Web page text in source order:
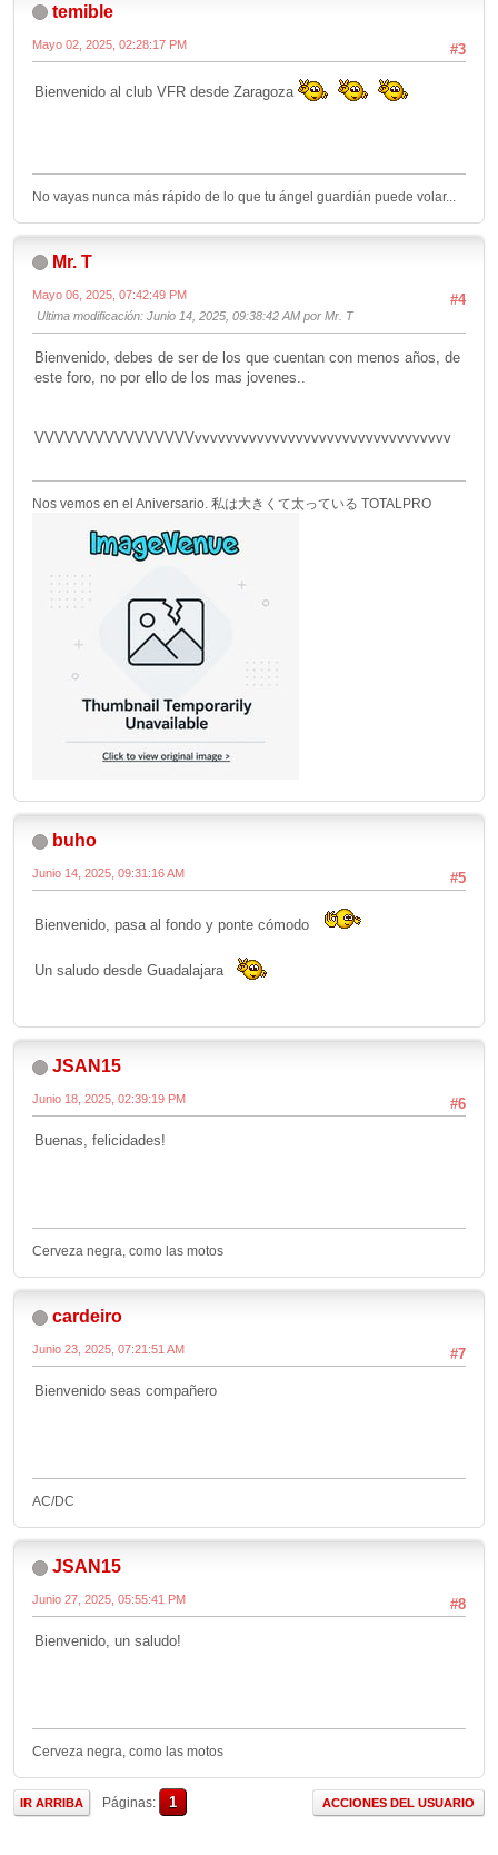
temible
#3
Mayo 02, 2025, 02:28:17 PM
Bienvenido al club VFR desde Zaragoza
No vayas nunca más rápido de lo que tu ángel guardián puede volar...
Mr. T
#4
Mayo 06, 2025, 07:42:49 PM
Ultima modificación: Junio 14, 2025, 09:38:42 AM por Mr. T
Bienvenido, debes de ser de los que cuentan con menos años, de
este foro, no por ello de los mas jovenes..
VVVVVVVVVVVVVVVVvvvvvvvvvvvvvvvvvvvvvvvvvvvvvvvvv
Nos vemos en el Aniversario. 私は大きくて太っている TOTALPRO
buho
#5
Junio 14, 2025, 09:31:16 AM
Bienvenido, pasa al fondo y ponte cómodo
Un saludo desde Guadalajara
JSAN15
#6
Junio 18, 2025, 02:39:19 PM
Buenas, felicidades!
Cerveza negra, como las motos
cardeiro
#7
Junio 23, 2025, 07:21:51 AM
Bienvenido seas compañero
AC/DC
JSAN15
#8
Junio 27, 2025, 05:55:41 PM
Bienvenido, un saludo!
Cerveza negra, como las motos
IR ARRIBA Páginas 1 ACCIONES DEL USUARIO